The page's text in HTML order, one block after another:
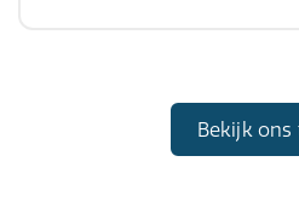
Bekijk ons